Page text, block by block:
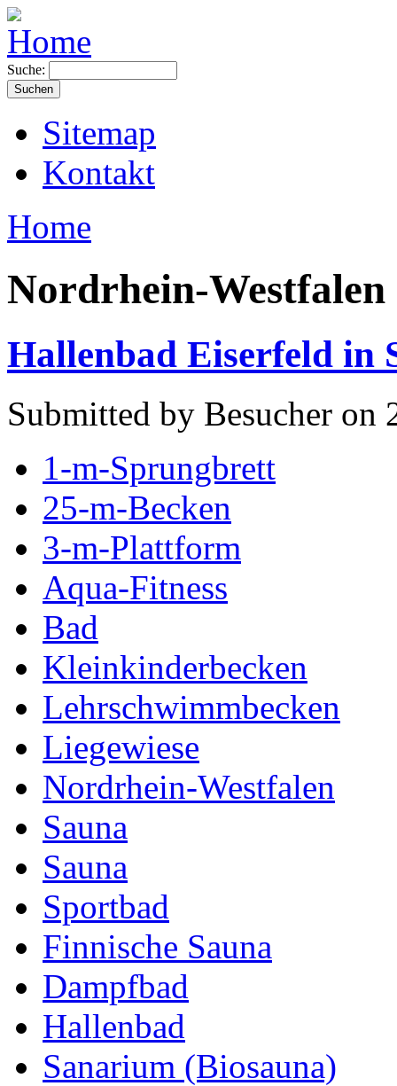
Suche:
Sitemap
Kontakt
Home
Nordrhein-Westfalen
Hallenbad Eiserfeld in
Submitted by Besucher on
1-m-Sprungbrett
25-m-Becken
3-m-Plattform
Aqua-Fitness
Bad
Kleinkinderbecken
Lehrschwimmbecken
Liegewiese
Nordrhein-Westfalen
Sauna
Sauna
Sportbad
Finnische Sauna
Dampfbad
Hallenbad
Sanarium (Biosauna)